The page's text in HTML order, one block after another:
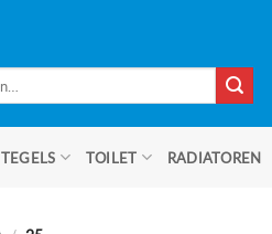
TEGELS TOILET RADIATOREN